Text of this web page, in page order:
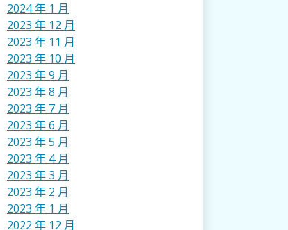
2024 年 1 月
2023 年 12 月
2023 年 11 月
2023 年 10 月
2023 年 9 月
2023 年 8 月
2023 年 7 月
2023 年 6 月
2023 年 5 月
2023 年 4 月
2023 年 3 月
2023 年 2 月
2023 年 1 月
2022 年 12 月